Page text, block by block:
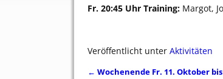
Fr. 20:45 Uhr Training: Margot,
Veröffentlicht unter Aktivitäten
← Wochenende Fr. 11. Oktober bis